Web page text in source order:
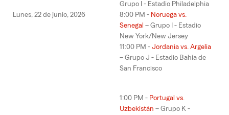
Lunes, 22 de junio, 2026
Grupo I - Estadio Philadelphia
8:00 PM - Noruega vs.
Senegal – Grupo I - Estadio
New York/New Jersey
11:00 PM - Jordania vs. Argelia
– Grupo J - Estadio Bahía de
San Francisco
1:00 PM - Portugal vs.
Uzbekistán – Grupo K -